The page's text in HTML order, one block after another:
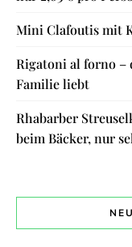
Mini Clafoutis mit
Rigatoni al forno –
Familie liebt
Rhabarber
beim Bäcker, nur